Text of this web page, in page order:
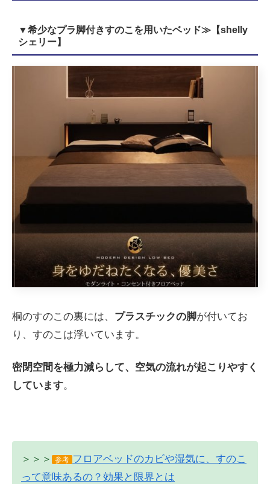
▼希少なプラ脚付きすのこを用いたベッド≫【shelly
シェリー】
桐のすのこの裏には、 プラスチックの脚が付いてお
り、すのこは浮いています。
密閉空間を極力減らして、空気の流れが起こりやすく
しています。
＞＞＞ 参考 フロアベッドのカビや湿気に、すのこ
って意味あるの？効果と限界とは